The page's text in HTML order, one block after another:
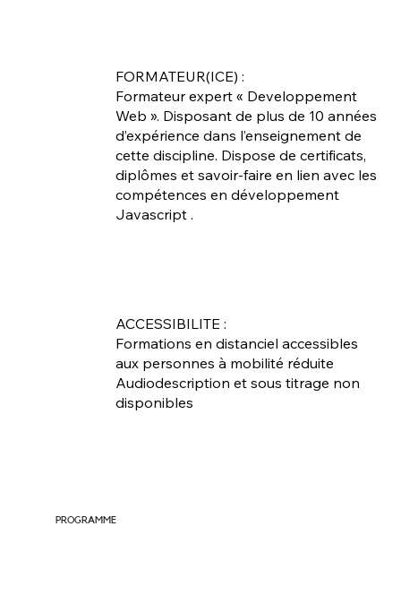
PROGRAMME
FORMATEUR(ICE) :
Formateur expert « Developpement
Web ». Disposant de plus de 10 années
d’expérience dans l’enseignement de
cette discipline. Dispose de certificats,
diplômes et savoir-faire en lien avec les
compétences en développement
Javascript .
ACCESSIBILITE :
Formations en distanciel accessibles
aux personnes à mobilité réduite
Audiodescription et sous titrage non
disponibles